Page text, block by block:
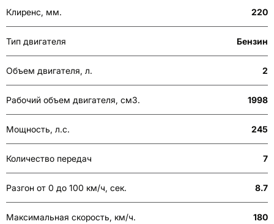
Клиренс, мм. 220
Тип двигателя Бензин
Объем двигателя, л. 2
Рабочий объем двигателя, см3. 1998
Мощность, л.с. 245
Количество передач 7
Разгон от 0 до 100 км/ч, сек. 8.7
Максимальная скорость, км/ч. 180